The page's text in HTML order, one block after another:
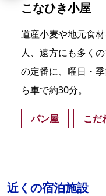
こなひき小屋
道産小麦や地元食
人、遠方にも多く
の定番に、曜日・
ら車で約30分。
パン屋 こだ
近くの宿泊施設